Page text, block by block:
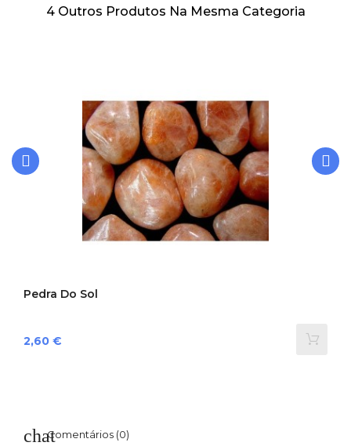
4 Outros Produtos Na Mesma Categoria
Pedra Do Sol
Preço
2,60 €
Comentários (0)